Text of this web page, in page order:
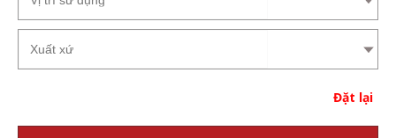
Đặt lại